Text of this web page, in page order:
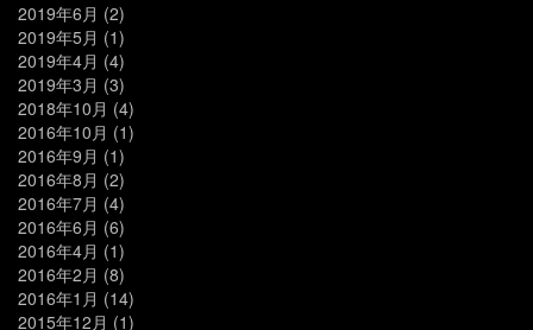
2019年6月 (2)
2019年5月 (1)
2019年4月 (4)
2019年3月 (3)
2018年10月 (4)
2016年10月 (1)
2016年9月 (1)
2016年8月 (2)
2016年7月 (4)
2016年6月 (6)
2016年4月 (1)
2016年2月 (8)
2016年1月 (14)
2015年12月 (1)